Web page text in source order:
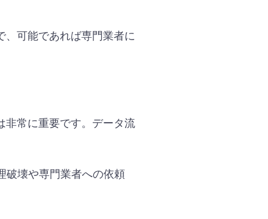
可能であれば専門業者に
非常に重要です。データ流
破壊や専門業者への依頼